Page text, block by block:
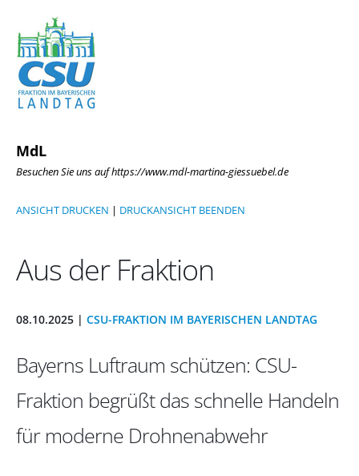
MdL
Besuchen Sie uns auf https://www.mdl-martina-giessuebel.de
ANSICHT DRUCKEN | DRUCKANSICHT BEENDEN
Aus der Fraktion
08.10.2025 | CSU-FRAKTION IM BAYERISCHEN LANDTAG
Bayerns Luftraum schützen: CSU-
Fraktion begrüßt das schnelle Handeln
für moderne Drohnenabwehr